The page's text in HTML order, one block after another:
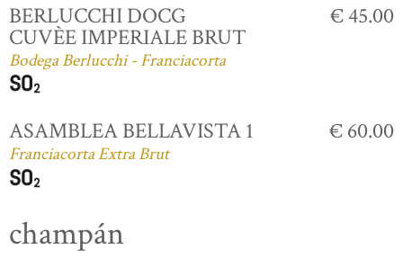
BERLUCCHI DOCG
CUVÈE IMPERIALE BRUT
Bodega Berlucchi - Franciacorta
€ 45.00
ASAMBLEA BELLAVISTA 1
Franciacorta Extra Brut
€ 60.00
champán